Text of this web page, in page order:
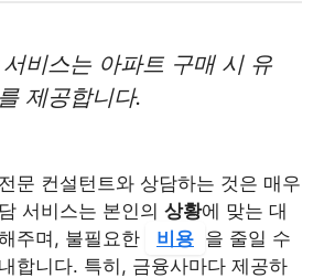
비스는 아파트 구매 시 유
제공합니다.
문 컨설턴트와 상담하는 것은 매우
서비스는 본인의 상황에 맞는 대
주며, 불필요한
비용 을 줄일 수
합니다. 특히, 금융사마다 제공하